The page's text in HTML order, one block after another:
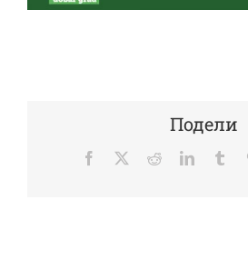
Подели
Facebook
TwitterRedditLinkedIn